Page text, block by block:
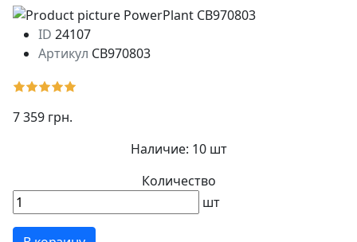
ID 24107
Артикул CB970803
7 359 грн.
Наличие: 10 шт
Количество
шт